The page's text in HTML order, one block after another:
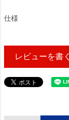
仕様
レビューを書く